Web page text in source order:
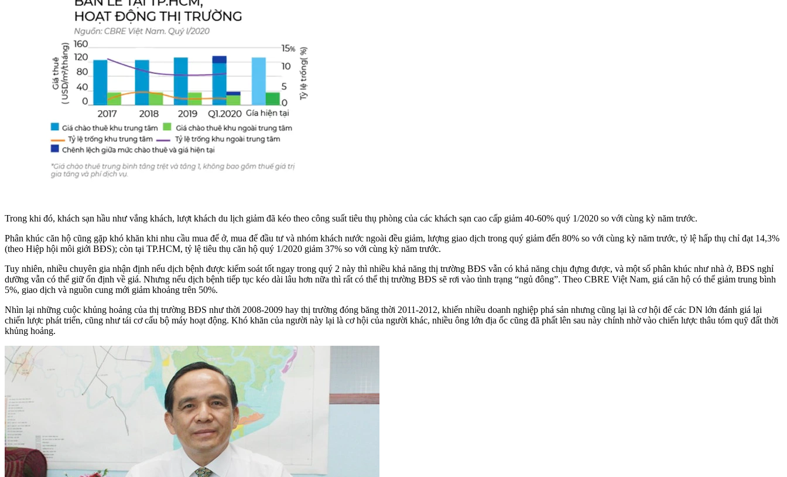
Trong khi đó, khách sạn hầu như vắng khách, lượt khách du lịch giảm đã kéo theo công suất tiêu thụ phòng của các khách sạn cao cấp giảm 40-60% quý 1/2020 so với cùng kỳ năm trước.
Phân khúc căn hộ cũng gặp khó khăn khi nhu cầu mua để ở, mua để đầu tư và nhóm khách nước ngoài đều giảm, lượng giao dịch trong quý giảm đến 80% so với cùng kỳ năm trước, tỷ lệ hấp thụ chỉ đạt 14,3%
(theo Hiệp hội môi giới BĐS); còn tại TP.HCM, tỷ lệ tiêu thụ căn hộ quý 1/2020 giảm 37% so với cùng kỳ năm trước.
Tuy nhiên, nhiều chuyên gia nhận định nếu dịch bệnh được kiểm soát tốt ngay trong quý 2 này thì nhiều khả năng thị trường BĐS vẫn có khả năng chịu đựng được, và một số phân khúc như nhà ở, BĐS nghỉ
dưỡng vẫn có thể giữ ổn định về giá. Nhưng nếu dịch bệnh tiếp tục kéo dài lâu hơn nữa thì rất có thể thị trường BĐS sẽ rơi vào tình trạng “ngủ đông”. Theo CBRE Việt Nam, giá căn hộ có thể giảm trung bình
5%, giao dịch và nguồn cung mới giảm khoảng trên 50%.
Nhìn lại những cuộc khủng hoảng của thị trường BĐS như thời 2008-2009 hay thị trường đóng băng thời 2011-2012, khiến nhiều doanh nghiệp phá sản nhưng cũng lại là cơ hội để các DN lớn đánh giá lại
chiến lược phát triển, cũng như tái cơ cấu bộ máy hoạt động. Khó khăn của người này lại là cơ hội của người khác, nhiều ông lớn địa ốc cũng đã phất lên sau này chính nhờ vào chiến lược thâu tóm quỹ đất thời
khủng hoảng.